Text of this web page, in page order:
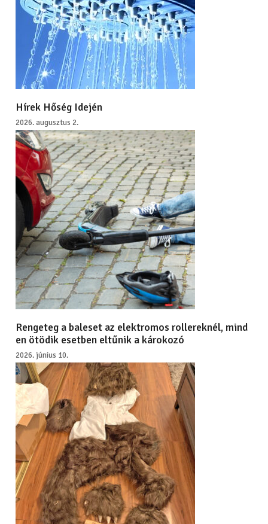
Hírek Hőség Idején
2026. augusztus 2.
Rengeteg a baleset az elektromos rollereknél, mind
en ötödik esetben eltűnik a károkozó
2026. június 10.